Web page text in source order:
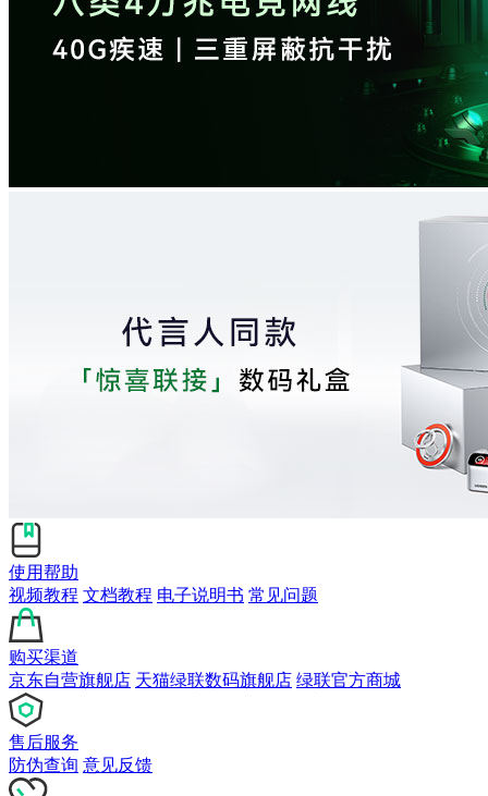
使用帮助
视频教程 文档教程 电子说明书 常见问题
购买渠道
京东自营旗舰店 天猫绿联数码旗舰店 绿联官方商城
售后服务
防伪查询 意见反馈